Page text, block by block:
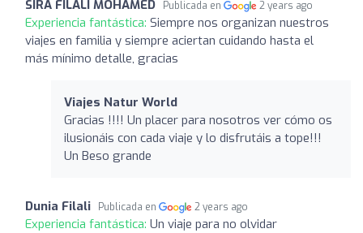
SIRA FILALI MOHAMED Publicada en 2 years ago
Experiencia fantástica: Siempre nos organizan nuestros
viajes en familia y siempre aciertan cuidando hasta el
más mínimo detalle, gracias
Viajes Natur World
Gracias !!!! Un placer para nosotros ver cómo os
ilusionáis con cada viaje y lo disfrutáis a tope!!!
Un Beso grande
Dunia Filali Publicada en 2 years ago
Experiencia fantástica: Un viaje para no olvidar